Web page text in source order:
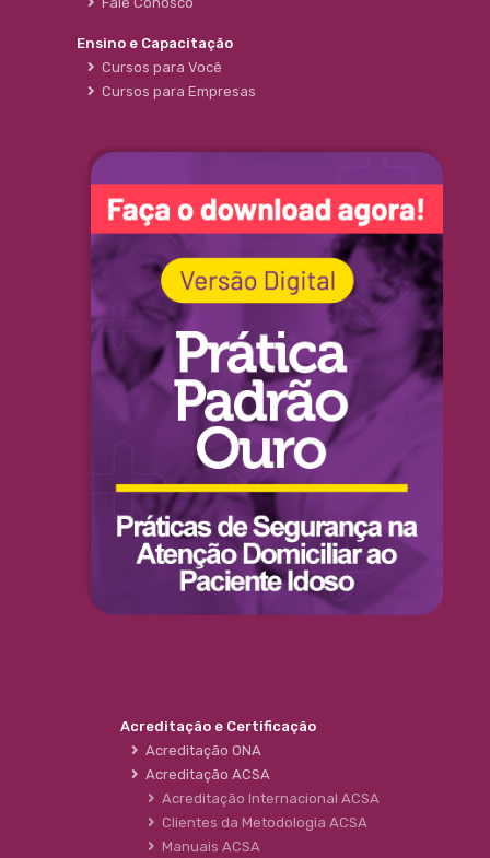
Ensino e Capacitação
Cursos para Você
Cursos para Empresas
Acreditação e Certificação
Acreditação ONA
Acreditação ACSA
Acreditação Internacional ACSA
Clientes da Metodologia ACSA
Manuais ACSA